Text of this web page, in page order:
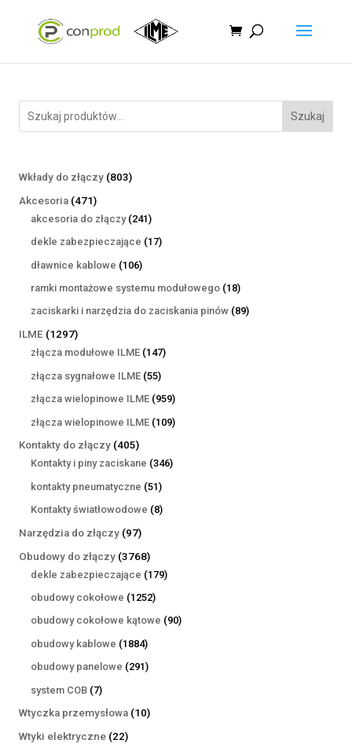
Szukaj
Wkłady do złączy 803803
Akcesoria 471471
produktów
akcesoria do złączy 241241
produktów
dekle zabezpieczające 1717
dławnice kablowe 106106
produktów
ramki montażowe systemu modułowego 1818
produktów
zaciskarki i narzędzia do zaciskania pinów 8989
ILME 12971297
produktów
złącza modułowe ILME 147147
złącza sygnałowe ILME 5555
produktów
złącza wielopinowe ILME 959959
produktów
złącza wielopinowe ILME 109109
Kontakty do złączy 405405
produktów
Kontakty i piny zaciskane 346346
kontakty pneumatyczne 5151
produktów
Kontakty światłowodowe 88
Narzędzia do złączy 9797
produktów
Obudowy do złączy 37683768
produktów
dekle zabezpieczające 179179
obudowy cokołowe 12521252
produkty
obudowy cokołowe kątowe 9090
obudowy kablowe 18841884
produkty
obudowy panelowe 291291
system COB 77
produktów
Wtyczka przemysłowa 1010
Wtyki elektryczne 2222